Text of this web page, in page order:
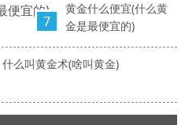
7
黄金什么便宜(什么黄
金是最便宜的)
什么叫黄金术(啥叫黄金)